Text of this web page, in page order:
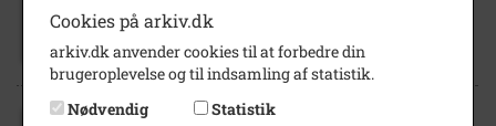
med lastbil og medhjælpere
Cookies på arkiv.dk
arkiv.dk anvender cookies til at forbedre din
brugeroplevelse og til indsamling af statistik.
Nødvendig
Statistik